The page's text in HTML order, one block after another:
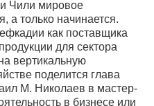
Чили мировое
а только начинается.
как поставщика
для сектора
вертикальную
поделится глава
М. Николаев в мастер-
в бизнесе или